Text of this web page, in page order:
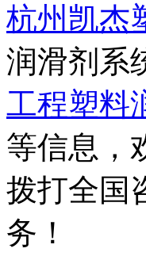
杭州凯杰
润滑剂系
工程塑料
等信息，
拨打全国
务！